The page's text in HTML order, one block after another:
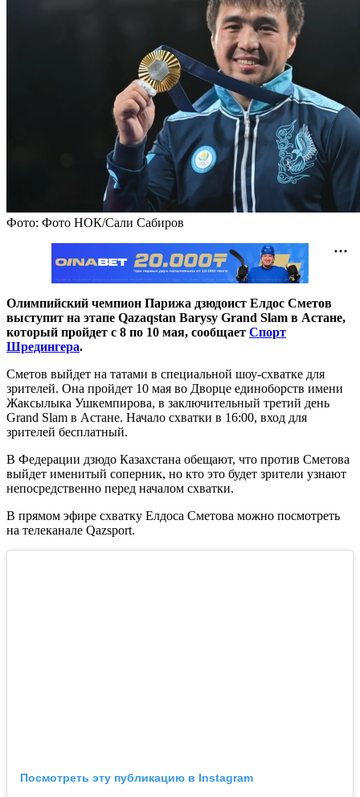
Фото: Фото НОК/Сали Сабиров
Олимпийский чемпион Парижа дзюдоист Елдос Сметов
выступит на этапе Qazaqstan Barysy Grand Slam в Астане,
который пройдет с 8 по 10 мая, сообщает Спорт
Шредингера.
Сметов выйдет на татами в специальной шоу-схватке для
зрителей. Она пройдет 10 мая во Дворце единоборств имени
Жаксылыка Ушкемпирова, в заключительный третий день
Grand Slam в Астане. Начало схватки в 16:00, вход для
зрителей бесплатный.
В Федерации дзюдо Казахстана обещают, что против Сметова
выйдет именитый соперник, но кто это будет зрители узнают
непосредственно перед началом схватки.
В прямом эфире схватку Елдоса Сметова можно посмотреть
на телеканале Qazsport.
Посмотреть эту публикацию в Instagram